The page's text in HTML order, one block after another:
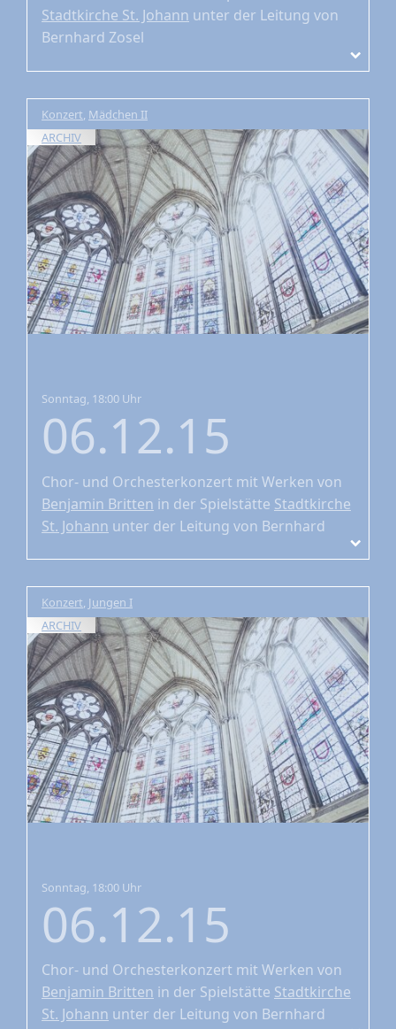
Stadtkirche St. Johann unter der Leitung von
Bernhard Zosel
Konzert Mädchen II
ARCHIV
Sonntag, 18:00 Uhr
06.12.15
Chor- und Orchesterkonzert mit Werken von
Benjamin Britten in der Spielstätte Stadtkirche
St. Johann unter der Leitung von Bernhard
Konzert, Jungen I
ARCHIV
Sonntag, 18:00 Uhr
06.12.15
Chor- und Orchesterkonzert mit Werken von
Benjamin Britten in der Spielstätte Stadtkirche
St. Johann unter der Leitung von Bernhard